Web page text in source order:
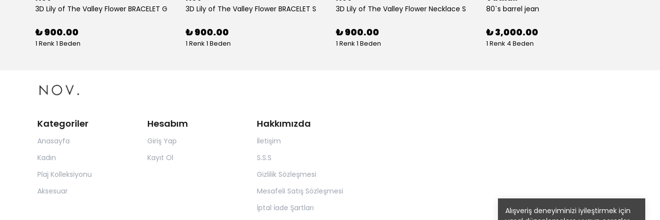
Alışveriş deneyiminizi iyileştirmek için
3D Lily of The Valley Flower BRACELET G
₺ 900.00
1 Renk 1 Beden
3D Lily of The Valley Flower BRACELET S
₺ 900.00
1 Renk 1 Beden
3D Lily of The Valley Flower Necklace S
₺ 900.00
1 Renk 1 Beden
80`s barrel jean
₺ 3,000.00
1 Renk 4 Beden
Kategoriler
Anasayfa
Kadın
Plaj Kolleksiyonu
Aksesuar
Hesabım
Giriş Yap
Kayıt Ol
Hakkımızda
İletişim
S.S.S
Gizlilik Sözleşmesi
Mesafeli Satış Sözleşmesi
İptal İade Şartları